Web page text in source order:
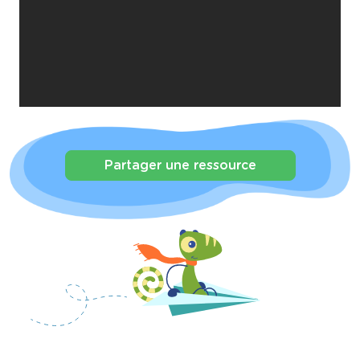
Partager une ressource